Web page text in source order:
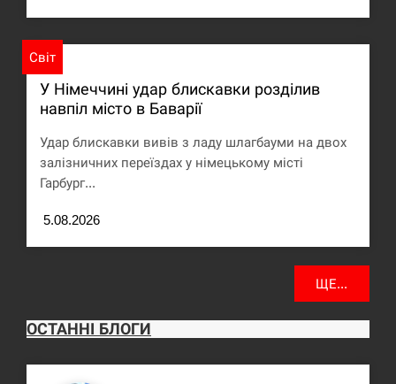
почта”: что известно об…
СЕРПЕНЬ
11:40
У зоопарку Токіо через спеку загинули три
левиці
СЕРПЕНЬ
есть пострадавшие
Світ
У Німеччині удар блискавки розділив
навпіл місто в Баварії
Удар блискавки вивів з ладу шлагбауми на двох
залізничних переїздах у німецькому місті
Гарбург...
5.08.2026
ЩЕ...
ОСТАННІ БЛОГИ